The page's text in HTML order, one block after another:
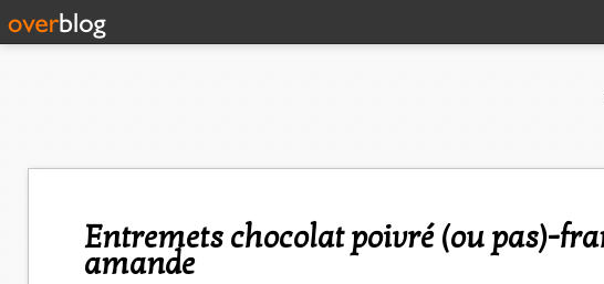
Entremets chocolat poivré (ou pas)-framboise gélifiée-dacquoise
amande